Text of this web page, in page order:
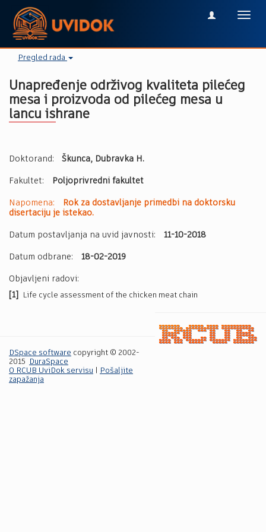
Pregled rada
Unapređenje održivog kvaliteta pilećeg
mesa i proizvoda od pilećeg mesa u
lancu ishrane
Doktorand: Škunca, Dubravka H.
Fakultet: Poljoprivredni fakultet
Napomena:
Rok za dostavljanje primedbi na doktorsku
disertaciju je istekao.
Datum postavljanja na uvid javnosti: 11-10-2018
Datum odbrane: 18-02-2019
Objavljeni radovi:
[1]
Life cycle assessment of the chicken meat chain
DSpace software copyright © 2002-
2015
DuraSpace
O RCUB UviDok servisu
Pošaljite
zapažanja